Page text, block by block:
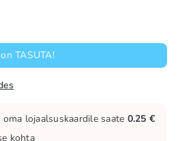
TASUTA!
lojaalsuskaardile saate 0.25 €
kohta